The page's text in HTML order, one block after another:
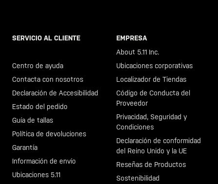
SERVICIO AL CLIENTE
Centro de ayuda
Contacta con nosotros
Declaración de Accesibilidad
Estado del pedido
Guía de tallas
Política de devoluciones
Garantía
Información de envío
Ubicaciones 5.11
EMPRESA
About 5.11 Inc.
Ubicaciones corporativas
Localizador de Tiendas
Código de Conducta del
Proveedor
Privacidad, Seguridad y
Condiciones
Declaración de conformidad
del Reino Unido y la UE
Reseñas de Productos
Sostenibilidad